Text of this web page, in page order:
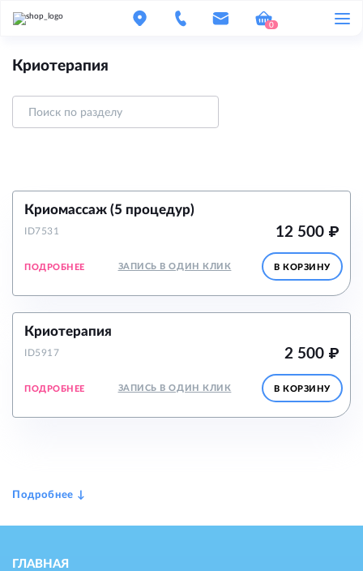
0
Криотерапия
Криомассаж (5 процедур)
ID7531 12 500 ₽
ПОДРОБНЕЕ ЗАПИСЬ В ОДИН КЛИК В КОРЗИНУ
Криотерапия
ID5917 2 500 ₽
ПОДРОБНЕЕ ЗАПИСЬ В ОДИН КЛИК В КОРЗИНУ
ГЛАВНАЯ